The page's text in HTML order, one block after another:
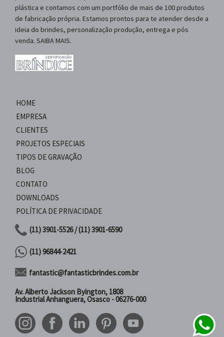
plástica e contamos com um portfólio de mais de 100 produtos
de fabricação própria. Estamos prontos para te atender desde a
ideia do brindes, personalização produção, entrega e pós
venda. SAIBA MAIS.
HOME
EMPRESA
CLIENTES
PROJETOS ESPECIAIS
TIPOS DE GRAVAÇÃO
BLOG
CONTATO
DOWNLOADS
POLÍTICA DE PRIVACIDADE
(11) 3901-5526 / (11) 3901-6590
(11) 96844-2421
fantastic@fantasticbrindes.com.br
Av. Alberto Jackson Byington, 1808
Industrial Anhanguera, Osasco - 06276-000